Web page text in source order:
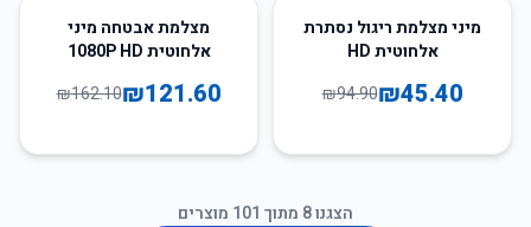
52
מיני מצלמת ריגול נסתרת
אלחוטית HD
₪45.40
₪94.90
מצלמת אבטחה מיני
אלחוטית 1080P HD
₪121.60
₪162.10
הצגנו8 מתוך 101 מוצרים